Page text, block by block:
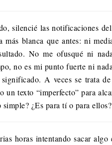
silencié las notificaciones
blanca que antes: ni
No me ofusqué ni
no es mi punto fuerte ni
A veces se trata
texto “imperfecto” para
¿Es para tí o para ellos?
horas intentando sacar